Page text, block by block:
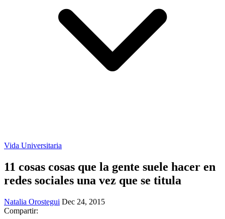
Vida Universitaria
11 cosas cosas que la gente suele hacer en
redes sociales una vez que se titula
Natalia Orostegui Dec 24, 2015
Compartir: